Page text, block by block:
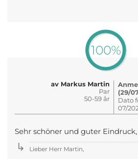
100%
av Markus Martin
Par
50-59 år
(29/
Dato
07/
Sehr schöner und guter
Lieber Herr Martin,